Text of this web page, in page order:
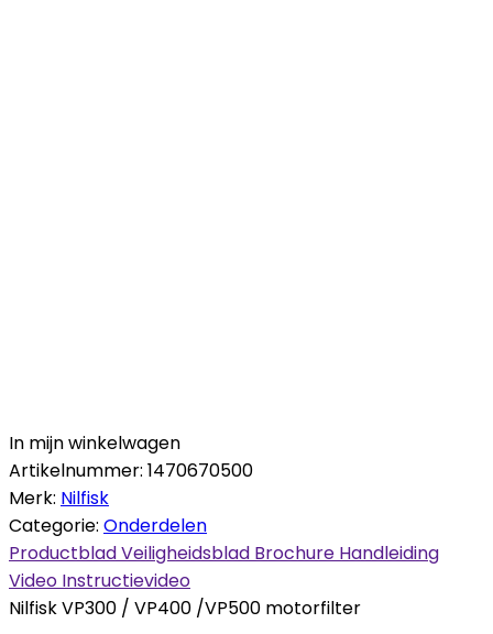
In mijn winkelwagen
Artikelnummer: 1470670500
Merk: Nilfisk
Categorie: Onderdelen
ProductbladVeiligheidsblad Brochure Handleiding
Video Instructievideo
Nilfisk VP300 / VP400 /VP500 motorfilter